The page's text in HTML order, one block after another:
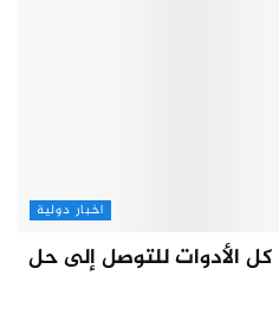
اخبار دولية
الأدوات للتوصل إلى حل